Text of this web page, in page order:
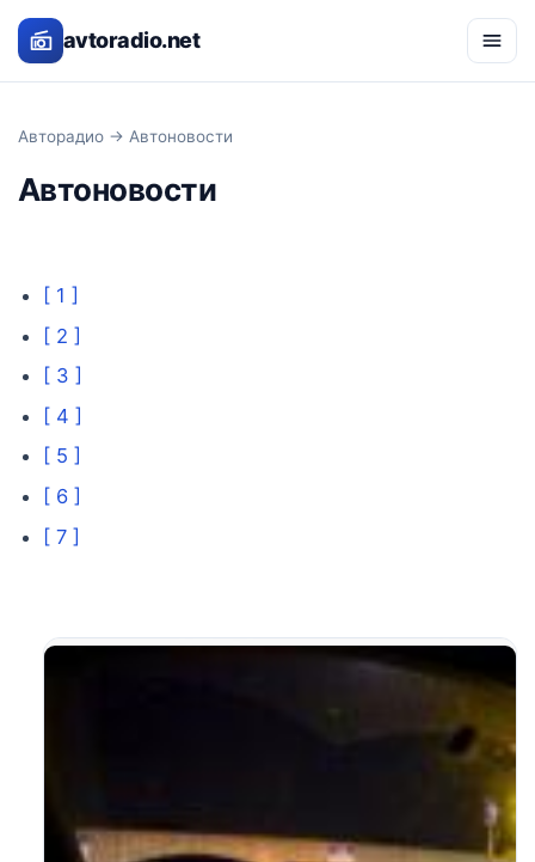
avtoradio.net
Авторадио → Автоновости
Автоновости
[ 1 ]
[ 2 ]
[ 3 ]
[ 4 ]
[ 5 ]
[ 6 ]
[ 7 ]